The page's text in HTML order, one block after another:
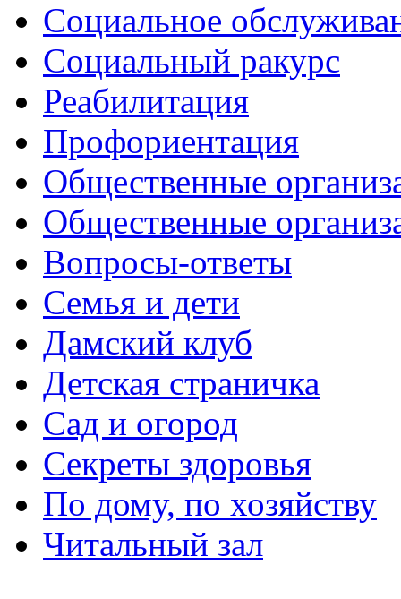
Социальное
Социальный ракурс
Реабилитация
Профориентация
Общественные
Общественные
Вопросы-ответы
Семья и дети
Дамский клуб
Детская страничка
Сад и огород
Секреты здоровья
По дому, по хозяйству
Читальный зал